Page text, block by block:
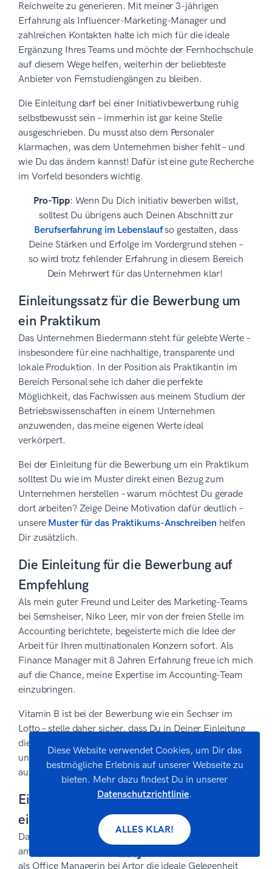
Reichweite zu generieren. Mit meiner 3-jährigen
Erfahrung als Influencer-Marketing-Manager und
zahlreichen Kontakten halte ich mich für die ideale
Ergänzung Ihres Teams und möchte der Fernhochschule
auf diesem Wege helfen, weiterhin der beliebteste
Anbieter von Fernstudiengängen zu bleiben.
Die Einleitung darf bei einer Initiativbewerbung ruhig
selbstbewusst sein – immerhin ist gar keine Stelle
ausgeschrieben. Du musst also dem Personaler
klarmachen, was dem Unternehmen bisher fehlt – und
wie Du das ändern kannst! Dafür ist eine gute Recherche
im Vorfeld besonders wichtig.
Pro-Tipp: Wenn Du Dich initiativ bewerben willst,
solltest Du übrigens auch Deinen Abschnitt zur
Berufserfahrung im Lebenslaufso gestalten, dass
Deine Stärken und Erfolge im Vordergrund stehen –
so wird trotz fehlender Erfahrung in diesem Bereich
Dein Mehrwert für das Unternehmen klar!
Einleitungssatz für die Bewerbung um
ein Praktikum
Das Unternehmen Biedermann steht für gelebte Werte –
insbesondere für eine nachhaltige, transparente und
lokale Produktion. In der Position als Praktikantin im
Bereich Personal sehe ich daher die perfekte
Möglichkeit, das Fachwissen aus meinem Studium der
Betriebswissenschaften in einem Unternehmen
anzuwenden, das meine eigenen Werte ideal
verkörpert.
Bei der Einleitung für die Bewerbung um ein Praktikum
solltest Du wie im Muster direkt einen Bezug zum
Unternehmen herstellen – warum möchtest Du gerade
dort arbeiten? Zeige Deine Motivation dafür deutlich –
unsere Muster für das Praktikums-Anschreiben helfen
Dir zusätzlich.
Die Einleitung für die Bewerbung auf
Empfehlung
Als mein guter Freund und Leiter des Marketing-Teams
bei Semsheiser, Niko Leer, mir von der freien Stelle im
Accounting berichtete, begeisterte mich die Idee der
Arbeit für Ihren multinationalen Konzern sofort. Als
Finance Manager mit 8 Jahren Erfahrung freue ich mich
auf die Chance, meine Expertise im Accounting-Team
einzubringen.
Vitamin B ist bei der Bewerbung wie ein Sechser im
Lotto – stelle daher sicher, dass Du in Deiner Einleitung
die Empfehlung auch nennst, am besten namentlich
und mit Position. Der Personaler liest sicher
aufmerksam weiter, wenn ein Kollege Dich empfiehlt.
Einleitung für die Bewerbung nach
einem Telefonat
Das sehr aufschlussreiche Telefongespräch mit Ihnen
am 15.12.2020 hat mich darin bestärkt, dass die Stelle
als Office Managerin bei Artor die ideale Gelegenheit
Diese Website verwendet Cookies, um Dir das
bestmögliche Erlebnis auf unserer Webseite zu
bieten. Mehr dazu findest Du in unserer
Datenschutzrichtlinie.
ALLES KLAR!